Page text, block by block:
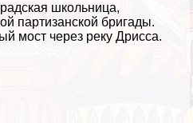
школьница,
партизанской бригады.
мост через реку Дрисса.